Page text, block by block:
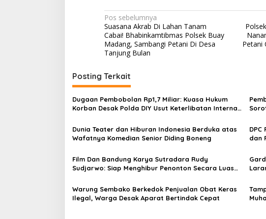
N
a
v
i
g
a
s
i
p
o
s
Pos sebelumnya
Suasana Akrab Di Lahan Tanam
Cabai! Bhabinkamtibmas Polsek Buay
Madang, Sambangi Petani Di Desa
Tanjung Bulan
Petani
Posting Terkait
Dugaan Pembobolan Rp1,7 Miliar: Kuasa Hukum
Korban Desak Polda DIY Usut Keterlibatan Internal
Dunia Teater dan Hiburan Indonesia Berduka atas
Wafatnya Komedian Senior Diding Boneng
dan
Film Dan Bandung Karya Sutradara Rudy
Sudjarwo: Siap Menghibur Penonton Secara Luas
Warung Sembako Berkedok Penjualan Obat Keras
Ilegal, Warga Desak Aparat Bertindak Cepat